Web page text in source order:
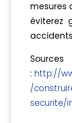
mesures
éviterez
Sources
: http://
/
securite/